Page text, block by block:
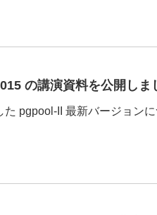
の講演資料を公開しま
pgpool-II 最新バージョン